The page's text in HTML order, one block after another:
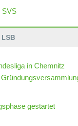
SVS
LSB
in Chemnitz
gestartet